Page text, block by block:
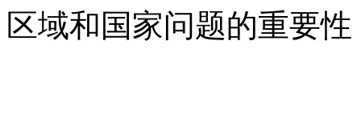
区域和国家问题的重要